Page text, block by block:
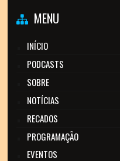
MENU
INÍCIO
PODCASTS
SOBRE
NOTÍCIAS
RECADOS
PROGRAMAÇÃO
EVENTOS